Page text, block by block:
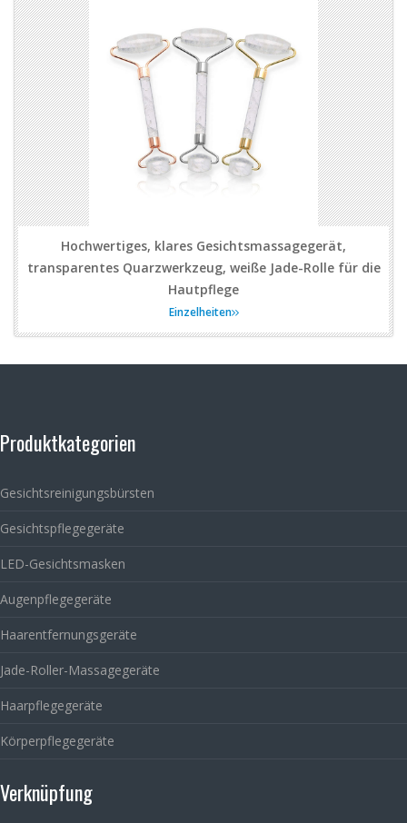
Hochwertiges, klares Gesichtsmassagegerät,
transparentes Quarzwerkzeug, weiße Jade-Rolle für die
Hautpflege
Einzelheiten
Produktkategorien
Gesichtsreinigungsbürsten
Gesichtspflegegeräte
LED-Gesichtsmasken
Augenpflegegeräte
Haarentfernungsgeräte
Jade-Roller-Massagegeräte
Haarpflegegeräte
Körperpflegegeräte
Verknüpfung